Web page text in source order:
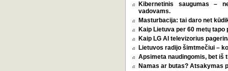
Kibernetinis saugumas –
vadovams.
Masturbacija: tai daro net
Kaip Lietuva per 60 metų
Kaip LG AI televizorius
Lietuvos radijo šimtmečiui –
Apsimeta naudingomis, bet iš
Namas ar butas? Atsakymas